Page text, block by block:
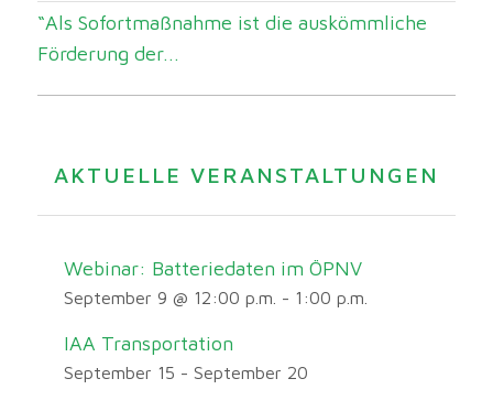
“Als Sofortmaßnahme ist die auskömmliche
Förderung der...
AKTUELLE VERANSTALTUNGEN
Webinar: Batteriedaten im ÖPNV
September 9 @ 12:00 p.m. - 1:00 p.m.
IAA Transportation
September 15 - September 20